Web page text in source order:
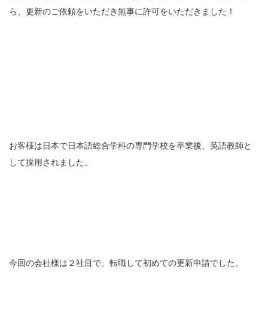
ら、更新のご依頼をいただき無事に許可をいただきました！
お客様は日本で日本語総合学科の専門学校を卒業後、英語教師と
して採用されました。
今回の会社様は２社目で、転職して初めての更新申請でした。